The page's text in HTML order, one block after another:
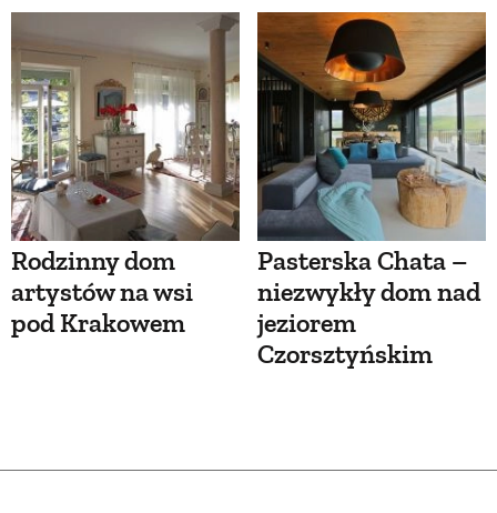
Rodzinny dom
artystów na wsi
pod Krakowem
Pasterska Chata –
niezwykły dom nad
jeziorem
Czorsztyńskim